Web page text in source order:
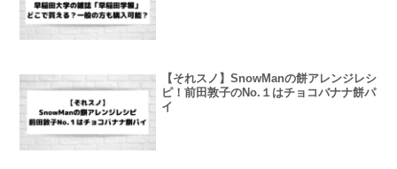
【それスノ】SnowManの餅アレンジレシ
ピ！前田敦子のNo.１はチョコバナナ餅パ
イ